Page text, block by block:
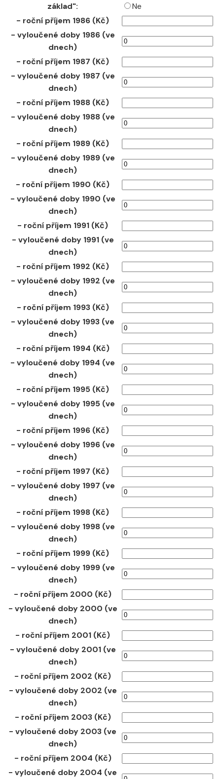
základ":
Ne
- roční příjem 1986 (Kč)
- vyloučené doby 1986 (ve
dnech)
- roční příjem 1987 (Kč)
- vyloučené doby 1987 (ve
dnech)
- roční příjem 1988 (Kč)
- vyloučené doby 1988 (ve
dnech)
- roční příjem 1989 (Kč)
- vyloučené doby 1989 (ve
dnech)
- roční příjem 1990 (Kč)
- vyloučené doby 1990 (ve
dnech)
- roční příjem 1991 (Kč)
- vyloučené doby 1991 (ve
dnech)
- roční příjem 1992 (Kč)
- vyloučené doby 1992 (ve
dnech)
- roční příjem 1993 (Kč)
- vyloučené doby 1993 (ve
dnech)
- roční příjem 1994 (Kč)
- vyloučené doby 1994 (ve
dnech)
- roční příjem 1995 (Kč)
- vyloučené doby 1995 (ve
dnech)
- roční příjem 1996 (Kč)
- vyloučené doby 1996 (ve
dnech)
- roční příjem 1997 (Kč)
- vyloučené doby 1997 (ve
dnech)
- roční příjem 1998 (Kč)
- vyloučené doby 1998 (ve
dnech)
- roční příjem 1999 (Kč)
- vyloučené doby 1999 (ve
dnech)
- roční příjem 2000 (Kč)
- vyloučené doby 2000 (ve
dnech)
- roční příjem 2001 (Kč)
- vyloučené doby 2001 (ve
dnech)
- roční příjem 2002 (Kč)
- vyloučené doby 2002 (ve
dnech)
- roční příjem 2003 (Kč)
- vyloučené doby 2003 (ve
dnech)
- roční příjem 2004 (Kč)
- vyloučené doby 2004 (ve